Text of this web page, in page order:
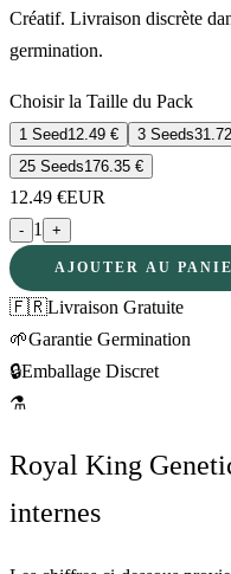
Créatif. Livraison discrète
germination.
Choisir la Taille du Pack
1 Seed12.49 € 3 Seeds31.72
25 Seeds176.35 €
12.49 €EUR
- 1 +
AJOUTER AU
🇫🇷Livraison Gratuite
🌱Garantie Germination
🔒Emballage Discret
⚗
Royal King
internes